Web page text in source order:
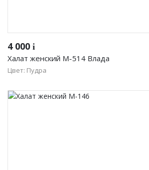
4 000 i
Халат женский М-514 Влада
Цвет: Пудра